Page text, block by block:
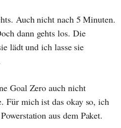
Auch nicht nach 5 Minuten.
dann gehts los. Die
lädt und ich lasse sie
Goal Zero auch nicht
Für mich ist das okay so, ich
aus dem Paket.